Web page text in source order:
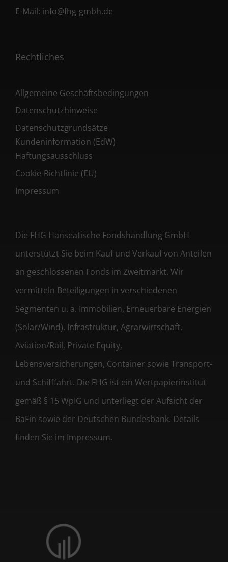
E-Mail: info@fhg-gmbh.de
Rechtliches
Allgemeine Geschäftsbedingungen
Datenschutzhinweise
Datenschutzgrundsätze
Kundeninformation (EdW)
Haftungsausschluss
Cookie-Richtlinie (EU)
Impressum
Die FHG Hanseatische Fondshandlung GmbH
unterstützt Sie beim Kauf und Verkauf von Anteilen
an geschlossenen Fonds im Zweitmarkt. Wir
vermitteln Beteiligungen in verschiedenen
Segmenten u. a. Immobilien, Erneuerbare Energien
(Solar/Wind), Infrastruktur, Agrarwirtschaft,
Aviation/Rail, Private Equity,
Lebensversicherungen, Container sowie Transport-
und Schifffahrt. Die FHG ist ein Wertpapierinstitut
gemäß § 15 WpIG und unterliegt der Aufsicht der
BaFin sowie der Deutschen Bundesbank. Details
finden Sie im Impressum.